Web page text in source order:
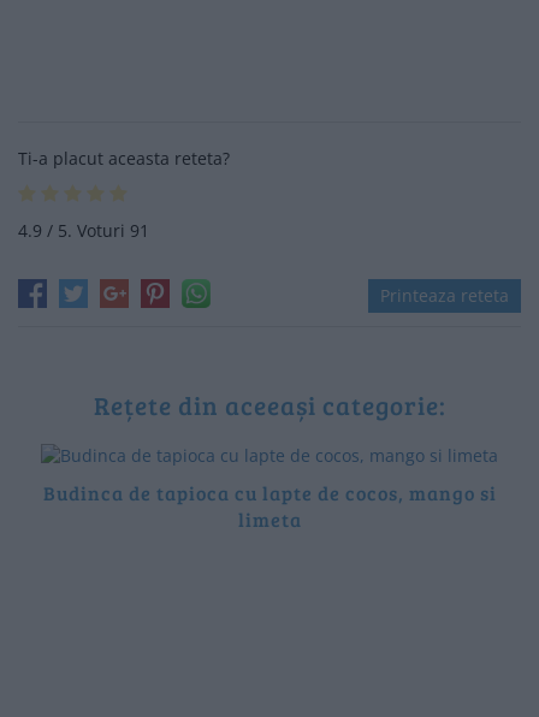
Ti-a placut aceasta reteta?
4.9 / 5. Voturi 91
Printeaza reteta
Rețete din aceeași categorie:
Budinca de tapioca cu lapte de cocos, mango si
limeta